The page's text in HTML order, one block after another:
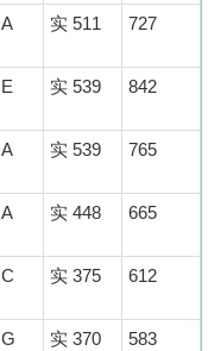
A 实 511 727
E 实 539 842
A 实 539 765
A 实 448 665
C 实 375 612
G 实 370 583